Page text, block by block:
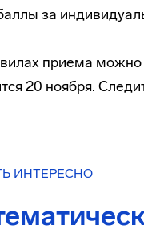
за
приема можно
20 ноября.
ИНТЕРЕСНО